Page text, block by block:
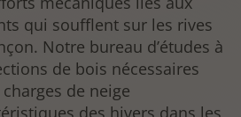
qui soufflent sur les rives
Notre bureau d’études à
de bois nécessaires
de neige
des hivers dans les